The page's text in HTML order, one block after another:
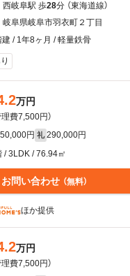
西岐阜駅 歩28分 （東海道線）
岐阜県岐阜市羽衣町２丁目
建 / 1年8ヶ月 / 軽量鉄骨
万円
理費7,500円）
50,000円 礼 290,000円
/ 3LDK / 76.94㎡
お問い合わせ （無料）
ほか提供
万円
理費7,500円）